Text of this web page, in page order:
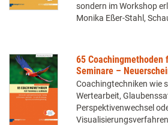
sondern im Workshop
Monika Eßer-Stahl,
65 Coachingmethoden
Seminare –
Coachingtechniken wie
Wertearbeit,
Perspektivenwechsel